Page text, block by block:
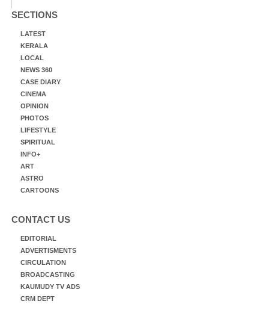
SECTIONS
LATEST
KERALA
LOCAL
NEWS 360
CASE DIARY
CINEMA
OPINION
PHOTOS
LIFESTYLE
SPIRITUAL
INFO+
ART
ASTRO
CARTOONS
CONTACT US
EDITORIAL
ADVERTISMENTS
CIRCULATION
BROADCASTING
KAUMUDY TV ADS
CRM DEPT